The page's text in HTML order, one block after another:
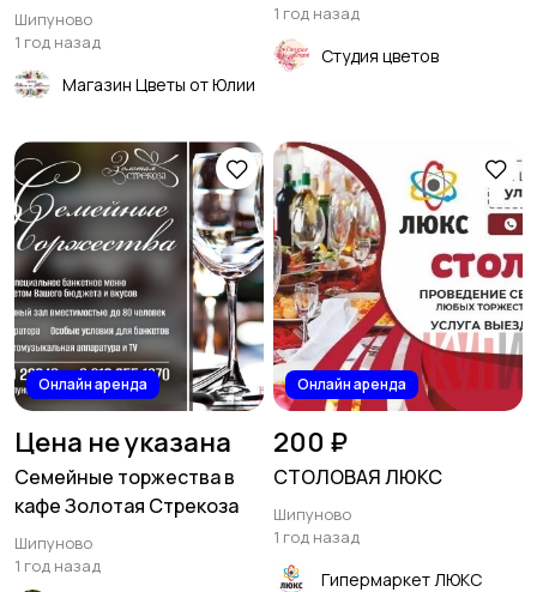
Шипуново
1 год назад
Магазин Цветы от Юлии
1 год назад
Студия цветов
Онлайн аренда
Цена не указана
Семейные торжества в
кафе Золотая Стрекоза
Шипуново
1 год назад
Онлайн аренда
200 ₽
СТОЛОВАЯ ЛЮКС
Шипуново
1 год назад
Гипермаркет ЛЮКС